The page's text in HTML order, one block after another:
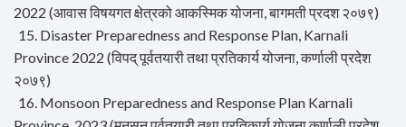
2022 (आवास विषयगत क्षेत्रको आकस्मिक योजना, बागमती प्रदश २०७९)
15. Disaster Preparedness and Response Plan, Karnali
Province 2022 (विपद् पूर्वतयारी तथा प्रतिकार्य योजना, कर्णाली प्रदेश
२०७९)
16. Monsoon Preparedness and Response Plan Karnali